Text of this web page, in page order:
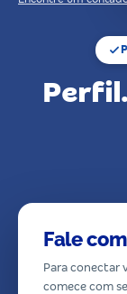
Fale
Para conectar
comece com